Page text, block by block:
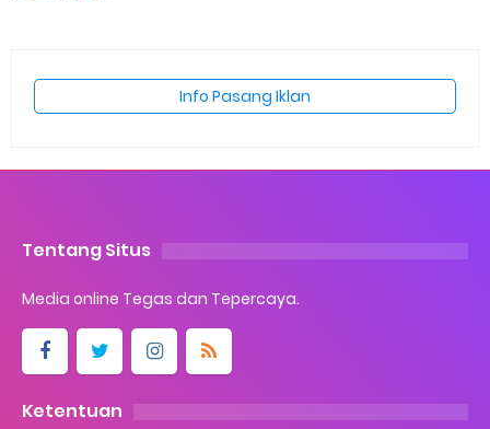
Info Pasang Iklan
Tentang Situs
Media online Tegas dan Tepercaya.
Ketentuan